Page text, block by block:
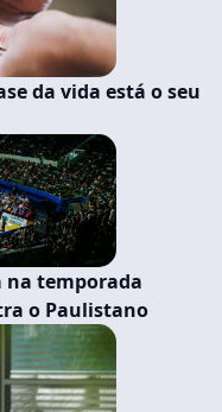
da vida está o seu
na temporada
o Paulistano